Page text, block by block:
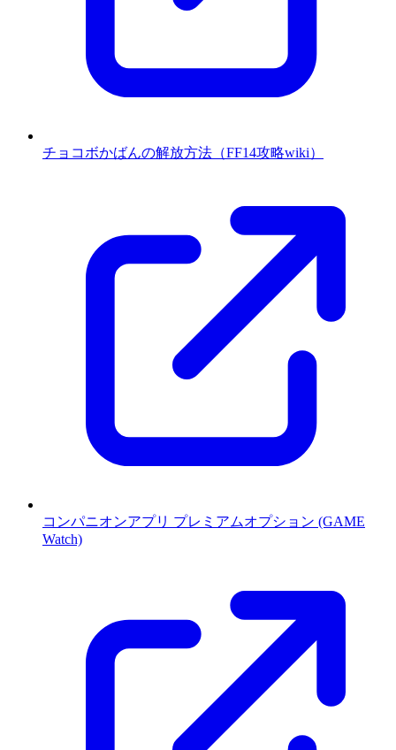
チョコボかばんの解放方法（FF14攻略wiki）
コンパニオンアプリ プレミアムオプション (GAME
Watch)